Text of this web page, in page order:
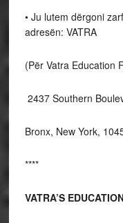
• Ju lutem dërgoni
adresën: VATRA
(Për Vatra Education
2437 Southern
Bronx, New York,
****
VATRA’S